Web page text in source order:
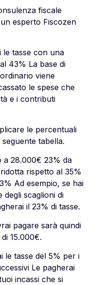
fiscale
esperto Fiscozen
le tasse con una
43% La base di
viene
le spese che
e i contributi
le percentuali
tabella.
a 28.000€ 23% da
rispetto al 35%
Ad esempio, se hai
degli scaglioni di
il 23% di tasse.
pagare sarà quindi
15.000€.
le tasse del 5% per i
Le pagherai
incassi che si